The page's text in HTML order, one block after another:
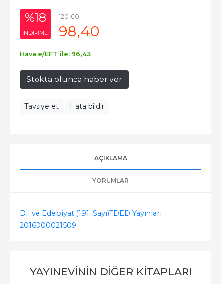
%18
INDIRIMLI
120,00
98,40
Havale/EFT ile: 96 ,43
Stokta olunca haber ver
Tavsiye et Hata bildir
AÇIKLAMA
YORUMLAR
Dil ve Edebiyat (191. Sayı)TDED Yayınları
2016000021509
YAYINEVININ DIĞER KITAPLARI